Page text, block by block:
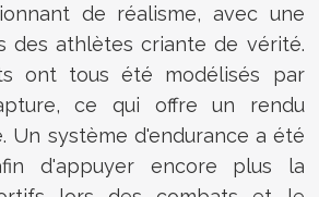
de réalisme, avec une
des athlètes criante de vérité.
ont tous été modélisés par
ce qui offre un rendu
Un système d'endurance a été
d'appuyer encore plus la